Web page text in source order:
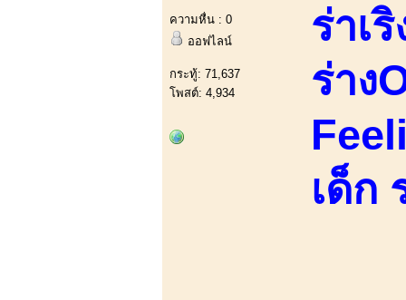
ความหื่น : 0
ออฟไลน์
กระทู้: 71,637
โพสต์: 4,934
ร่าเ
ร่าง
เด็ก